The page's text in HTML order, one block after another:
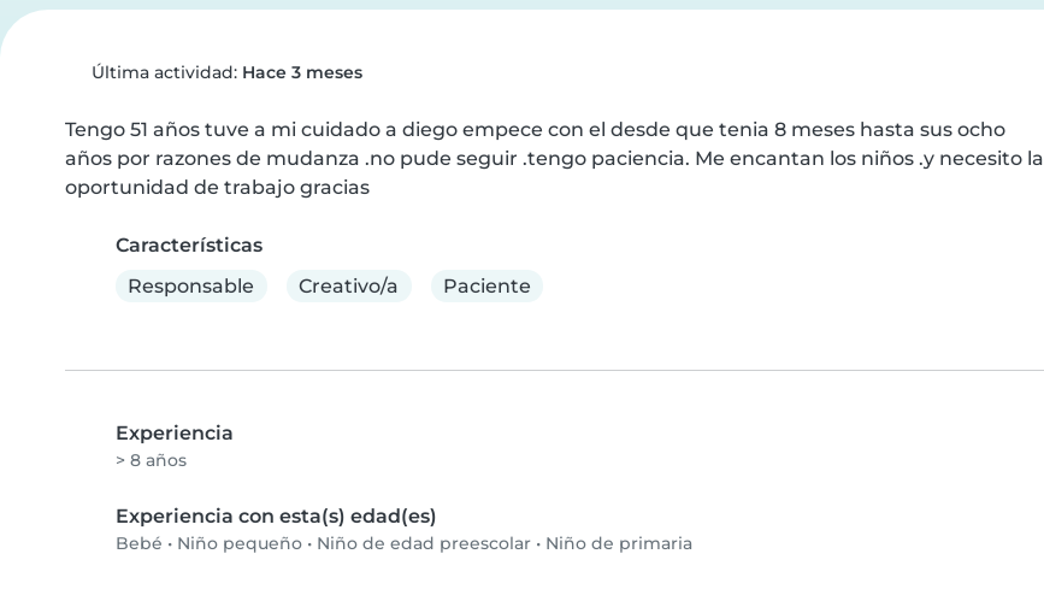
Última actividad: Hace 3 meses
Tengo 51 años tuve a mi cuidado a diego empece con el desde que tenia 8 meses hasta sus ocho
años por razones de mudanza .no pude seguir .tengo paciencia. Me encantan los niños .y necesito la
oportunidad de trabajo gracias
Características
Responsable
Creativo/a Paciente
Experiencia
> 8 años
Experiencia con esta(s) edad(es)
Bebé • Niño pequeño • Niño de edad preescolar • Niño de primaria